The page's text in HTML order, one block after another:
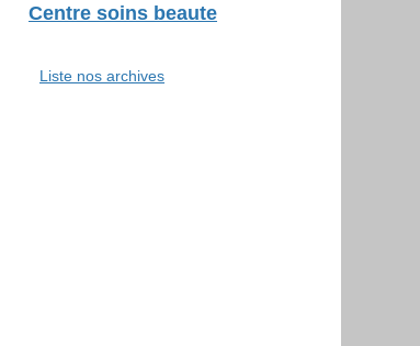
Centre soins beaute
Liste nos archives